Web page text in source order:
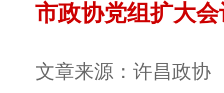
市政协党组扩大
文章来源：许昌政